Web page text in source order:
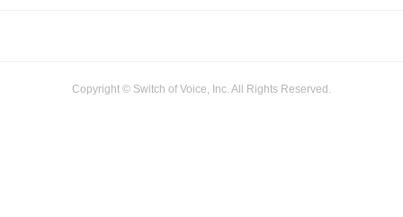
Copyright © Switch of Voice, Inc. All Rights Reserved.